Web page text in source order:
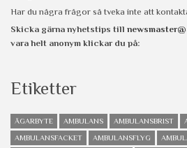
Har du några frågor så tveka inte att
Skicka gärna nyhetstips till
vara helt anonym klickar du på:
Etiketter
ÄGARBYTE AMBULANS AMBULANSBRIST
AMBULANSFACKET
AMBULANSFLYG